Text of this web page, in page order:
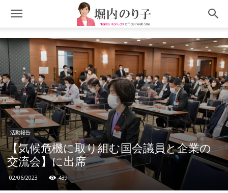
活動報告
【気候危機に取り組む国会議員と企業の
交流会】に出席
02/06/2023 439